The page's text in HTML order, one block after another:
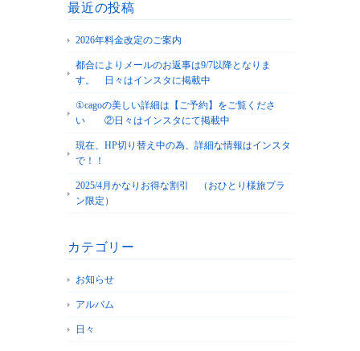
最近の投稿
2026年料金改定のご案内
都合によりメールのお返事は9/7以降となりま
す。 日々はインスタに掲載中
①cagoの美しい詳細は【ご予約】をご覧くださ
い ②日々はインスタにて掲載中
現在、HP切り替え中の為、詳細な情報はインスタ
で！！
2025/4月かなりお得な割引 （おひとり様旅プラ
ン限定）
カテゴリー
お知らせ
アルバム
日々